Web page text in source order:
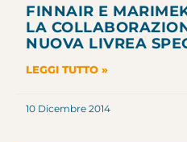
FINNAIR E
LA
NUOVA LIVREA
LEGGI TUTTO »
10 Dicembre 2014